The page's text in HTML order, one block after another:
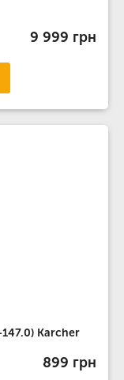
9 999 грн
Karcher
899 грн